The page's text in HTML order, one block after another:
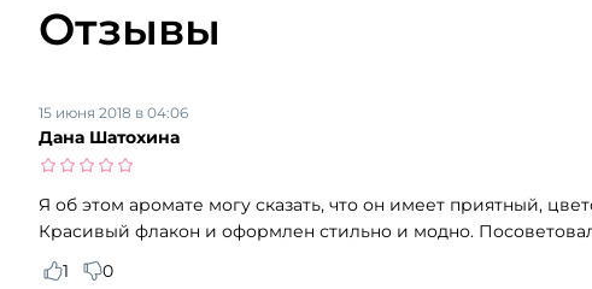
Отзывы
Дана Шатохина
15 июня 2018 в 04:06
Я об этом аромате могу сказать, что он имеет приятный,
Красивый флакон и оформлен стильно и модно.
1
0